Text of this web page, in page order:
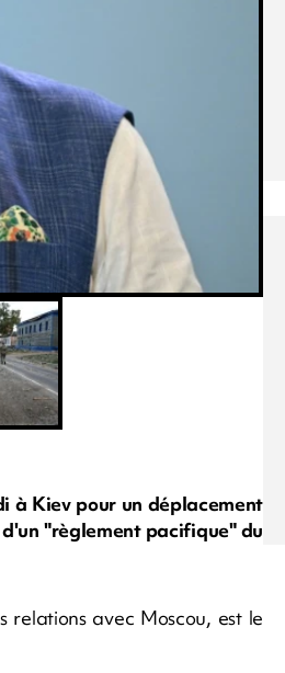
à Kiev pour un déplacement
"règlement pacifique" du
avec Moscou, est le